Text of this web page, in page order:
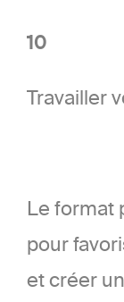
10
Travailler
Le format
pour
et créer